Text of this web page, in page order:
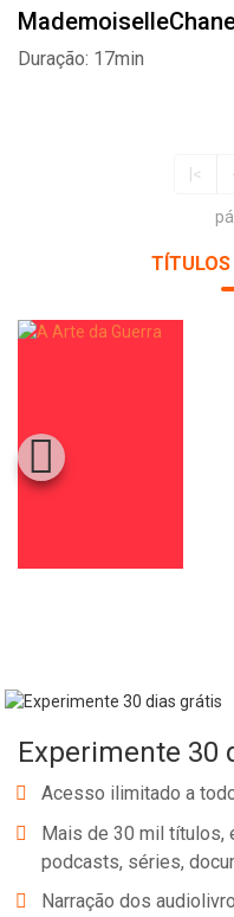
Duração: 17min
|<
TÍTULOS
Experimente 30
Acesso ilimitado a
Mais de 30 mil títulos,
podcasts, séries,
Narração dos